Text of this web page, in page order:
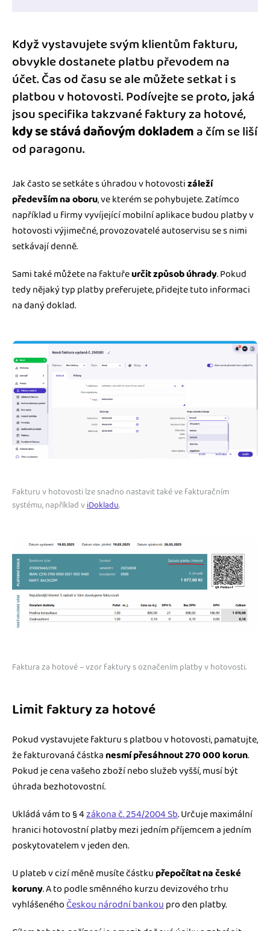
Když vystavujete svým klientům fakturu,
obvykle dostanete platbu převodem na
účet. Čas od času se ale můžete setkat i s
platbou v hotovosti. Podívejte se proto, jaká
jsou specifika takzvané faktury za hotové,
kdy se stává daňovým dokladema čím se liší
od paragonu.
Jak často se setkáte s úhradou v hotovostizáleží
především na oboru, ve kterém se pohybujete. Zatímco
například u firmy vyvíjející mobilní aplikace budou platby v
hotovosti výjimečné, provozovatelé autoservisu se s nimi
setkávají denně.
Sami také můžete na faktuřeurčit způsob úhrady. Pokud
tedy nějaký typ platby preferujete, přidejte tuto informaci
na daný doklad.
Fakturu v hotovosti lze snadno nastavit také ve fakturačním
systému, například viDokladu.
Faktura za hotové – vzor faktury s označením platby v hotovosti.
Limit faktury za hotové
Pokud vystavujete fakturu s platbou v hotovosti, pamatujte,
že fakturovaná částkanesmí přesáhnout 270 000 korun.
Pokud je cena vašeho zboží nebo služeb vyšší, musí být
úhrada bezhotovostní.
Ukládá vám to § 4zákona č. 254/2004 Sb. Určuje maximální
hranici hotovostní platby mezi jedním příjemcem a jedním
poskytovatelem v jeden den.
U plateb v cizí měně musíte částkupřepočítat na české
koruny. A to podle směnného kurzu devizového trhu
vyhlášenéhoČeskou národní bankoupro den platby.